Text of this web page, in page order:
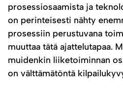
prosessiosaamista ja
on perinteisesti nähty
prosessiin perustuvana
muuttaa tätä ajattelutapaa.
muidenkin liiketoiminnan
on välttämätöntä